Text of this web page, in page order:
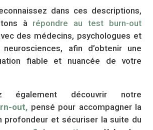
dans ces descriptions,
à répondre au test burn-out
des médecins, psychologues et
afin d’obtenir une
fiable et nuancée de votre
également découvrir notre
out, pensé pour accompagner la
profondeur et sécuriser la suite du